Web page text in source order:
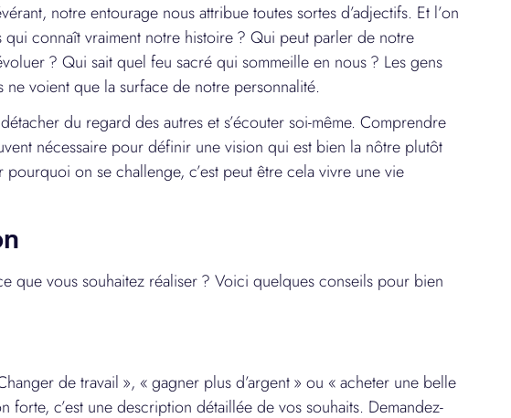
notre entourage nous attribue toutes sortes d’adjectifs. Et l’on
connaît vraiment notre histoire ? Qui peut parler de notre
? Qui sait quel feu sacré qui sommeille en nous ? Les gens
ne voient que la surface de notre personnalité.
du regard des autres et s’écouter soi-même. Comprendre
nécessaire pour définir une vision qui est bien la nôtre plutôt
on se challenge, c’est peut être cela vivre une vie
que vous souhaitez réaliser ? Voici quelques conseils pour bien
de travail », « gagner plus d’argent » ou « acheter une belle
forte, c’est une description détaillée de vos souhaits. Demandez-